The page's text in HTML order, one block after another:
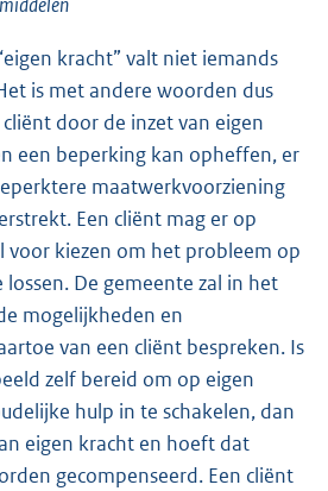
kracht” valt niet iemands
is met andere woorden dus
door de inzet van eigen
een beperking kan opheffen, er
maatwerkvoorziening
Een cliënt mag er op
voor kiezen om het probleem op
De gemeente zal in het
mogelijkheden en
van een cliënt bespreken. Is
zelf bereid om op eigen
hulp in te schakelen, dan
eigen kracht en hoeft dat
gecompenseerd. Een cliënt